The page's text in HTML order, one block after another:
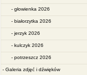
- głowienka 2026
- białorzytka 2026
- jerzyk 2026
- kulczyk 2026
- potrzeszcz 2026
- Galeria zdjęć i dźwięków